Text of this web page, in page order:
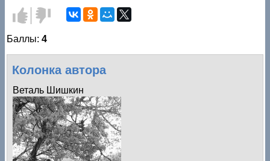
Голос
за!
Голос
против!
Баллы:4
Колонка автора
Веталь Шишкин